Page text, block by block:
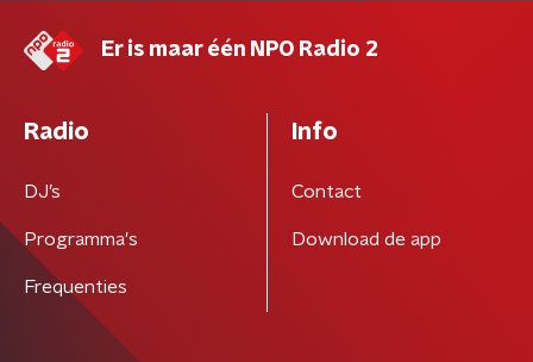
Er is maar één NPO Radio 2
Radio
DJ’s
Programma's
Frequenties
Info
Contact
Download de app